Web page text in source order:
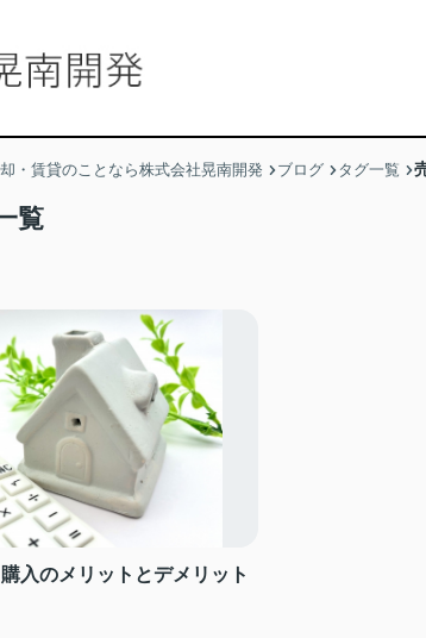
・賃貸のことなら株式会社晃南開発 ブログ タグ一覧
覧
入のメリットとデメリット